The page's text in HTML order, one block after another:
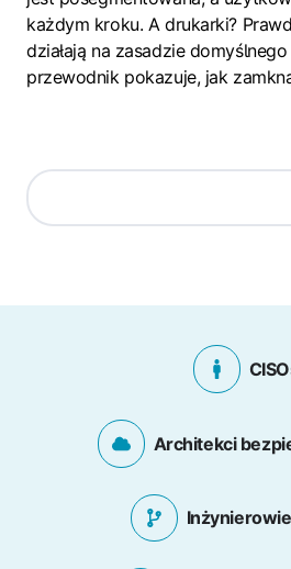
każdym kroku. A drukarki?
działają na zasadzie
przewodnik pokazuje, jak
Architekci